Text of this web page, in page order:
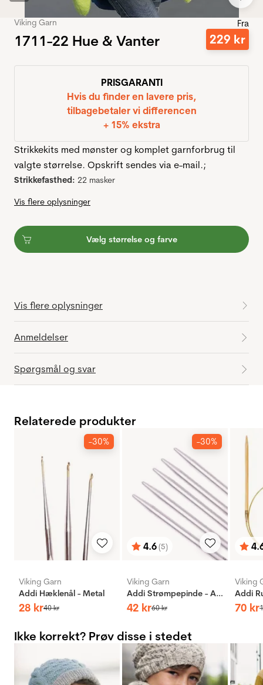
Viking Garn
1711-22 Hue & Vanter
Fra
229 kr
PRISGARANTI
Hvis du finder en lavere pris,
tilbagebetaler vi differencen
+ 15% ekstra
Strikkekits med mønster og komplet garnforbrug til
valgte størrelse. Opskrift sendes via e-mail.;
Strikkefasthed: 22 masker
Vis flere oplysninger
Vælg størrelse og farve
Vis flere oplysninger
Anmeldelser
Spørgsmål og svar
Relaterede produkter
-30%
Viking Garn
Addi Hæklenål - Metal
28 kr40kr
-30%
Vurdering:
4.6(5)
ud af 5 stjerner
Viking Garn
Addi Strømpepinde - Aluminium
42 kr60kr
ud
Viking
70 kr
Ikke korrekt? Prøv disse i stedet